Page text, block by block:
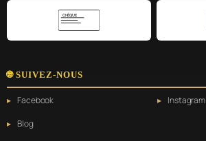
CHÈQUE
🌐 SUIVEZ-NOUS
Facebook
Instagram
Blog